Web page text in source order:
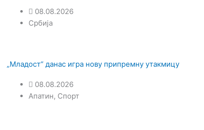
08.08.2026
Србија
„Младост“ данас игра нову припремну утакмицу
08.08.2026
Апатин, Спорт